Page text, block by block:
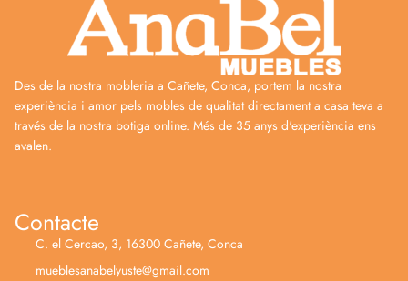
Des de la nostra mobleria a Cañete, Conca, portem la nostra
experiència i amor pels mobles de qualitat directament a casa teva a
través de la nostra botiga online. Més de 35 anys d'experiència ens
avalen.
Contacte
C. el Cercao, 3, 16300 Cañete, Conca
mueblesanabelyuste@gmail.com